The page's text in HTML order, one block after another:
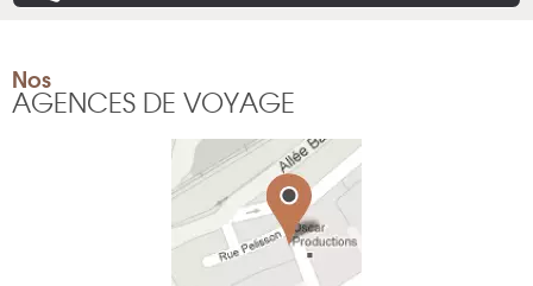
Nos
AGENCES DE VOYAGE